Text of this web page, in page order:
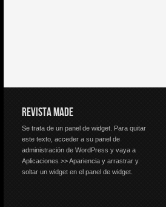
REVISTA MADE
Se trata de un panel de widget. Para quitar
este texto, acceder a su panel de
administración de WordPress y vaya a
Aplicaciones >> Apariencia y arrastrar y
soltar un widget en el panel de widget.